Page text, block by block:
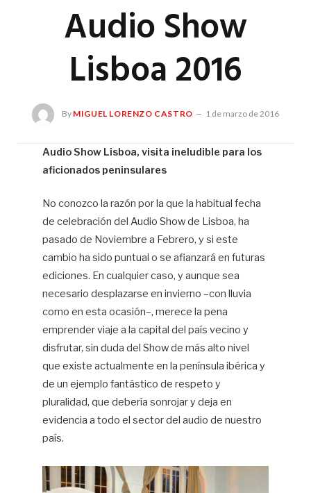
Audio Show
Lisboa 2016
By MIGUEL LORENZO CASTRO 1 de marzo de 2016
Audio Show Lisboa, visita ineludible para los
aficionados peninsulares
No conozco la razón por la que la habitual fecha
de celebración del Audio Show de Lisboa, ha
pasado de Noviembre a Febrero, y si este
cambio ha sido puntual o se afianzará en futuras
ediciones. En cualquier caso, y aunque sea
necesario desplazarse en invierno –con lluvia
como en esta ocasión–, merece la pena
emprender viaje a la capital del país vecino y
disfrutar, sin duda del Show de más alto nivel
que existe actualmente en la península ibérica y
de un ejemplo fantástico de respeto y
pluralidad, que debería sonrojar y deja en
evidencia a todo el sector del audio de nuestro
país.